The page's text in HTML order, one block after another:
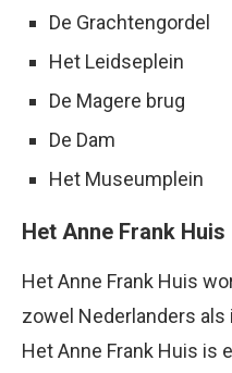
De Grachtengordel
Het Leidseplein
De Magere brug
De Dam
Het Museumplein
Het Anne Frank Huis
Het Anne Frank Huis
zowel Nederlanders
Het Anne Frank Huis is